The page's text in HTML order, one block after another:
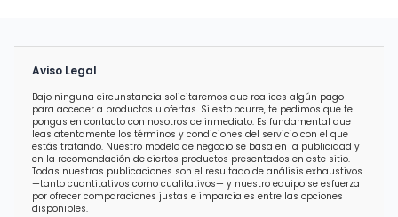
Aviso Legal
Bajo ninguna circunstancia solicitaremos que realices algún pago
para acceder a productos u ofertas. Si esto ocurre, te pedimos que te
pongas en contacto con nosotros de inmediato. Es fundamental que
leas atentamente los términos y condiciones del servicio con el que
estás tratando. Nuestro modelo de negocio se basa en la publicidad y
en la recomendación de ciertos productos presentados en este sitio.
Todas nuestras publicaciones son el resultado de análisis exhaustivos
—tanto cuantitativos como cualitativos— y nuestro equipo se esfuerza
por ofrecer comparaciones justas e imparciales entre las opciones
disponibles.